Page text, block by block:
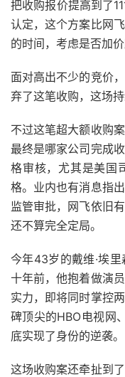
把收购报价提高到了
认定，这个方案比网
的时间，考虑是否加价
面对高出不少的竞价
弃了这笔收购，这场
不过这笔超大额收购
最终是哪家公司完成
格审核，尤其是美国
格。业内也有消息指
监管审批，网飞依旧
还不算完全定局。
今年43岁的戴维·埃
十年前，他抱着做演
实力，即将同时掌控
碑顶尖的HBO电视网
底实现了身份的逆袭。
这场收购案还牵扯到